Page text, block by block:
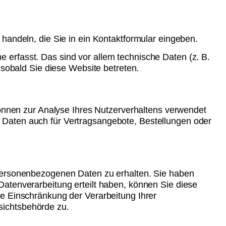
die Sie in ein Kontaktformular eingeben.
erfasst. Das sind vor allem technische Daten (z. B.
Sie diese Website betreten.
zur Analyse Ihres Nutzerverhaltens verwendet
auch für Vertragsangebote, Bestellungen oder
Daten zu erhalten. Sie haben
erteilt haben, können Sie diese
Einschränkung der Verarbeitung Ihrer
zu.